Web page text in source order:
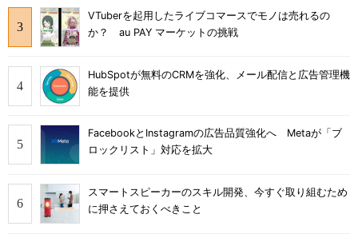
VTuberを起用したライブコマースでモノは売れるの
か？ au PAY マーケットの挑戦
HubSpotが無料のCRMを強化、メール配信と広告管理機
能を提供
FacebookとInstagramの広告品質強化へ Metaが「ブ
ロックリスト」対応を拡大
スマートスピーカーのスキル開発、今すぐ取り組むため
に押さえておくべきこと